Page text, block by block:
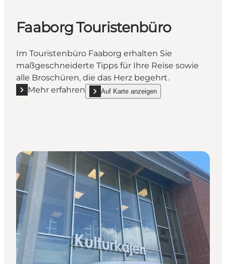
Faaborg Touristenbüro
Im Touristenbüro Faaborg erhalten Sie
maßgeschneiderte Tipps für Ihre Reise sowie
alle Broschüren, die das Herz begehrt.
Mehr erfahren
Mehr erfahren "Faaborg Touristenbüro"
Auf Karte anzeigen
show Faaborg Touristenbüro on_map